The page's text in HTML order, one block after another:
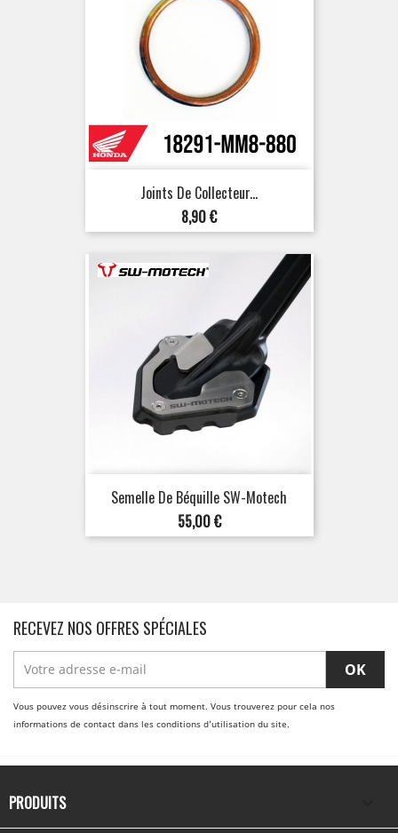
Joints De Collecteur...
Prix
8,90 €
Semelle De Béquille SW-Motech
Prix
55,00 €
RECEVEZ NOS OFFRES SPÉCIALES
Vous pouvez vous désinscrire à tout moment. Vous trouverez pour cela nos
informations de contact dans les conditions d'utilisation du site.
PRODUITS